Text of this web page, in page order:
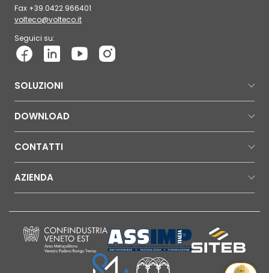
Fax +39.0422.966401
volteco@volteco.it
Seguici su:
SOLUZIONI
DOWNLOAD
CONTATTI
AZIENDA